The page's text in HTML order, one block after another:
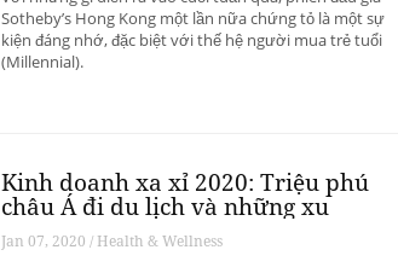
Sotheby’s Hong Kong một lần nữa chứng tỏ là một sự
kiện đáng nhớ, đặc biệt với thế hệ người mua trẻ tuổi
(Millennial).
Kinh doanh xa xỉ 2020: Triệu phú
châu Á đi du lịch và những xu
hướng có thể thay đổi ngành du
lịch thượng lưu
Jan 07, 2020 / Health & Wellness